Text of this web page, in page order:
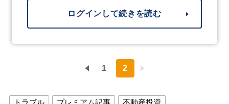
ログインして続きを読む
1 2